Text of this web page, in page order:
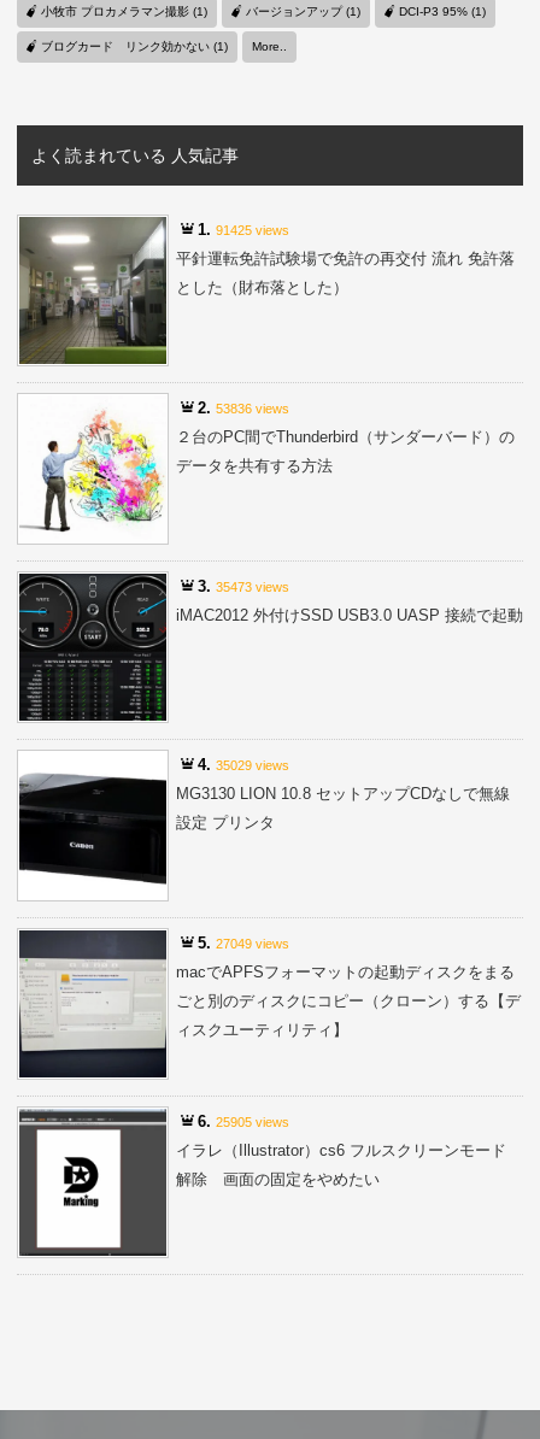
小牧市 プロカメラマン撮影 (1) バージョンアップ (1) DCI-P3 95% (1)
ブログカード リンク効かない (1) More..
よく読まれている 人気記事
1.91425 views
平針運転免許試験場で免許の再交付 流れ 免許落
とした（財布落とした）
2.53836 views
２台のPC間でThunderbird（サンダーバード）の
データを共有する方法
3.35473 views
iMAC2012 外付けSSD USB3.0 UASP 接続で起動
4.35029 views
MG3130 LION 10.8 セットアップCDなしで無線
設定 プリンタ
5.27049 views
macでAPFSフォーマットの起動ディスクをまる
ごと別のディスクにコピー（クローン）する【デ
ィスクユーティリティ】
6.25905 views
イラレ（Illustrator）cs6 フルスクリーンモード
解除 画面の固定をやめたい